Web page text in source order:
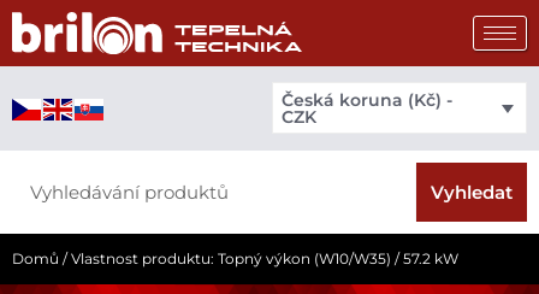
Přeskočit
obsah
Česká koruna (Kč) -
CZK
Vyhledat
Domů / Vlastnost produktu: Topný výkon (W10/W35) / 57.2 kW